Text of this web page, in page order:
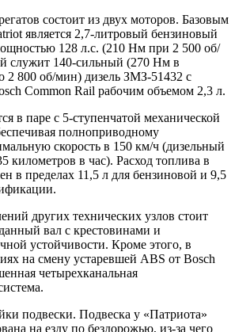
состоит из двух моторов. Базовым
является 2,7-литровый бензиновый
128 л.с. (210 Нм при 2 500 об/
служит 140-сильный (270 Нм в
2 800 об/мин) дизель ЗМЗ-51432 с
Common Rail рабочим объемом 2,3 л.
в паре с 5-ступенчатой механической
полноприводному
скорость в 150 км/ч (дизельный
километров в час). Расход топлива в
в пределах 11,5 л для бензиновой и 9,5
других технических узлов стоит
вал с крестовинами и
устойчивости. Кроме этого, в
на смену устаревшей ABS от Bosch
четырехканальная
подвески. Подвеска у «Патриота»
на езду по бездорожью, из-за чего